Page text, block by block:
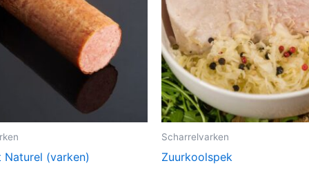
Naturel (varken)
Scharrelvarken
Zuurkoolspek